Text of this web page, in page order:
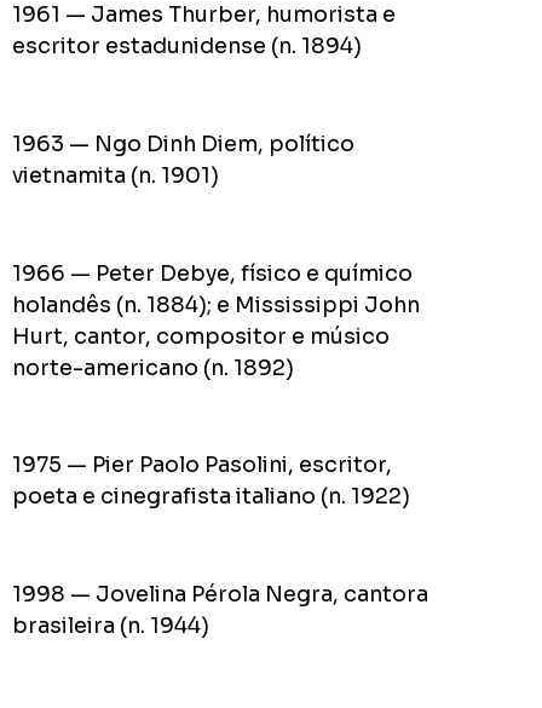
1961 — James Thurber, humorista e
escritor estadunidense (n. 1894)
1963 — Ngo Dinh Diem, político
vietnamita (n. 1901)
1966 — Peter Debye, físico e químico
holandês (n. 1884); e Mississippi John
Hurt, cantor, compositor e músico
norte-americano (n. 1892)
1975 — Pier Paolo Pasolini, escritor,
poeta e cinegrafista italiano (n. 1922)
1998 — Jovelina Pérola Negra, cantora
brasileira (n. 1944)